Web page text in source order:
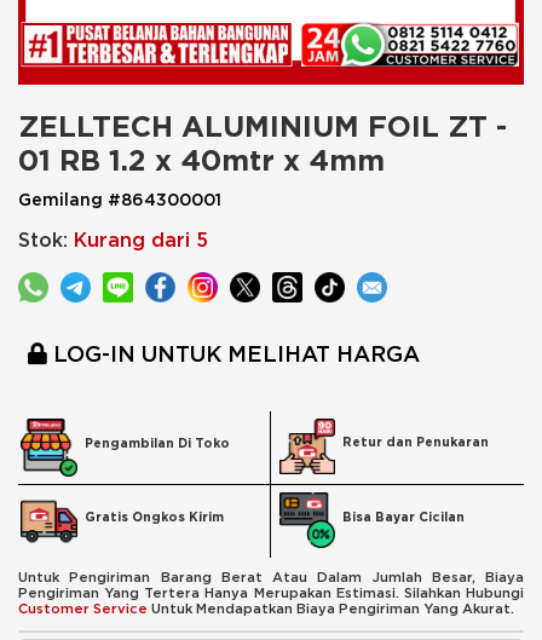
ZELLTECH ALUMINIUM FOIL ZT -
01 RB 1.2 x 40mtr x 4mm
Gemilang #864300001
Stok: Kurang dari 5
LOG-IN UNTUK MELIHAT HARGA
Pengambilan Di Toko Retur dan Penukaran
Gratis Ongkos Kirim Bisa Bayar Cicilan
Untuk Pengiriman Barang Berat Atau Dalam Jumlah Besar, Biaya
Pengiriman Yang Tertera Hanya Merupakan Estimasi. Silahkan Hubungi
Customer Service Untuk Mendapatkan Biaya Pengiriman Yang Akurat.